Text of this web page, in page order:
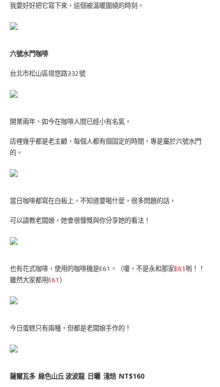
我要好好把它寫下來，這個被溫暖圍繞的時刻。
六號水門咖啡
台北市松山區塔悠路332號
開業兩年，如今在咖啡人間已經小有名氣，
店裡幾乎都是老主顧，每個人都有個固定的時間，專是屬於六號水門
的。
當日咖啡都寫在白板上，不知道要喝什麼，很多問題的話，
可以請教老闆娘，她會很慷慨與你分享她的看法！
也有花式咖啡，使用的咖啡機是E61。（嗄，不是永和那家E61 喲！！
雖然大家都用E61）
今日蛋糕只有兩種，但都是老闆娘手作的！
薩爾瓦多 綠色山丘 波波龍 日曬 淺焙 NT$160